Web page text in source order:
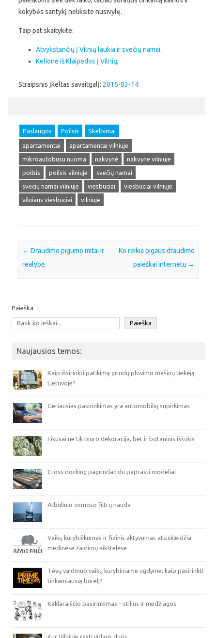
kokybės santykį neliksite nusivylę.
Taip pat skaitykite:
Atvykstančių į Vilnių laukia ir svečių namai.
Kelionė iš Klaipėdos į Vilnių;
Straipsnis įkeltas savaitgalį: 2015-03-14
Paslaugos Poilsis Skelbimai
apartamentai
apartamentai vilniuje
mikroautobusu nuoma
nakvynė
nakvyne vilniuje
poilsis
poilsis vilniuje
svečių namai
sveciu namai vilniuje
viesbuciai
viesbuciai vilniuje
vilniaus viesbuciai
vilniuje
Post navigation
← Draudimo pigumo mitai ir
realybė
Ko reikia pigaus draudimo
paieškai internetu →
Paieška
Paieška
Naujausios temos:
Kaip išsirinkti patikimą grindų plovimo mašinų tiekėją
Lietuvoje?
Geriausias pasirinkimas yra automobilių supirkimas
Fikusai ne tik biuro dekoracija, bet ir botaninis iššūkis
Cross docking pagrindai: du paprasti modeliai
Atbulinio osmoso filtrų nauda
Vaikų kūrybiškumas ir fizinis aktyvumas atsiskleidžia
medinėse žaidimų aikštelėse
Tėvų vaidmuo vaikų kūrybiniame ugdyme: kaip pasirinkti
tinkamiausią būrelį?
Kaklaraiščio pasirinkimas – stilius ir medžiagos
Kur Vilniuje rasti vidaus duris